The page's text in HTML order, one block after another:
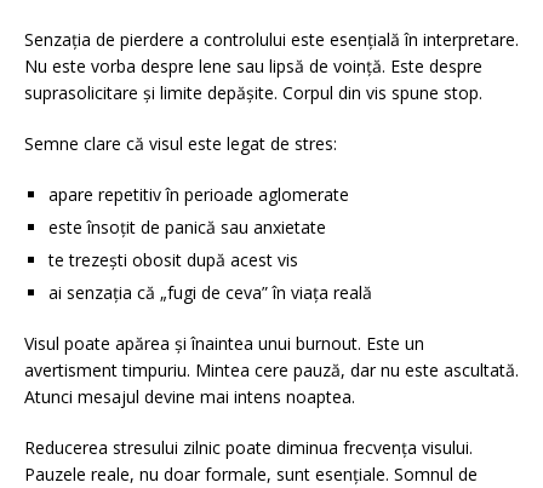
Senzația de pierdere a controlului este esențială în interpretare.
Nu este vorba despre lene sau lipsă de voință. Este despre
suprasolicitare și limite depășite. Corpul din vis spune stop.
Semne clare că visul este legat de stres:
apare repetitiv în perioade aglomerate
este însoțit de panică sau anxietate
te trezești obosit după acest vis
ai senzația că „fugi de ceva” în viața reală
Visul poate apărea și înaintea unui burnout. Este un
avertisment timpuriu. Mintea cere pauză, dar nu este ascultată.
Atunci mesajul devine mai intens noaptea.
Reducerea stresului zilnic poate diminua frecvența visului.
Pauzele reale, nu doar formale, sunt esențiale. Somnul de